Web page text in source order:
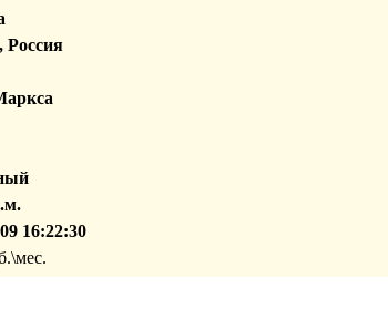
16:22:30